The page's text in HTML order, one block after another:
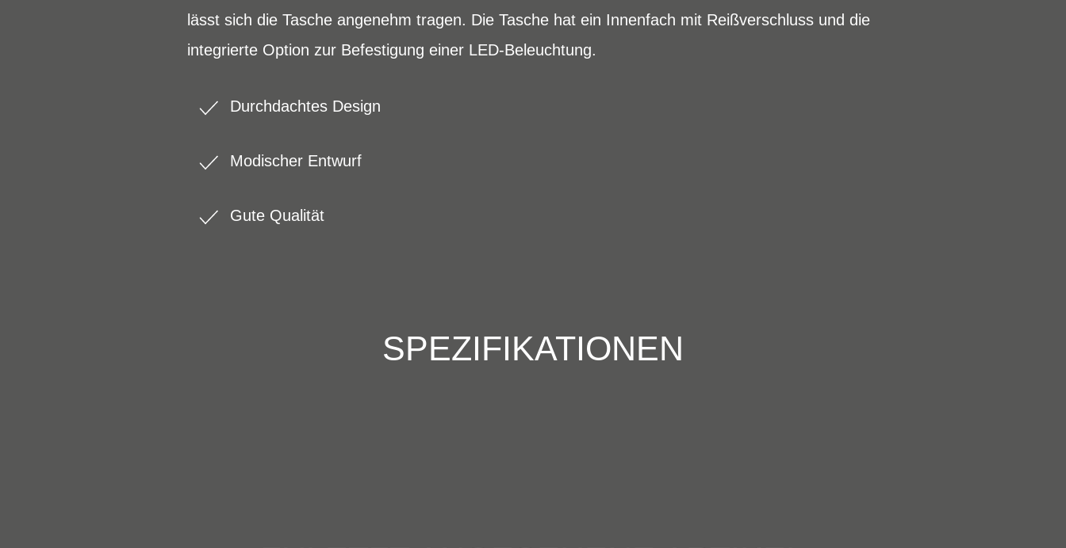
lässt sich die Tasche angenehm tragen. Die Tasche hat ein Innenfach mit Reißverschluss und die
integrierte Option zur Befestigung einer LED-Beleuchtung.
Durchdachtes Design
Modischer Entwurf
Gute Qualität
SPEZIFIKATIONEN